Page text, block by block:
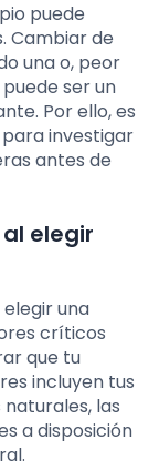
puede
Cambiar de
una o, peor
ser un
Por ello, es
investigar
antes de
elegir
una
críticos
que tu
incluyen tus
las
a disposición